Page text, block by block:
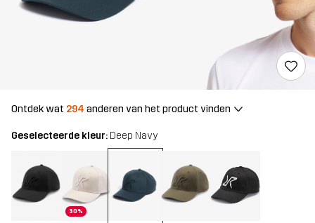
Ontdek wat 294 anderen van het product vinden
Geselecteerde kleur: Deep Navy
30%